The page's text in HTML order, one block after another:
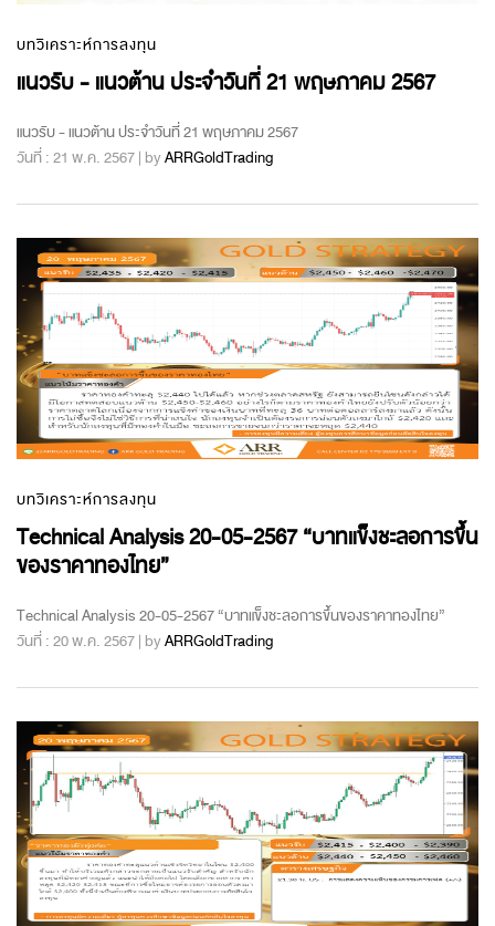
บทวิเคราะห์การลงทุน
แนวรับ - แนวต้าน ประจำวันที่ 21 พฤษภาคม 2567
แนวรับ - แนวต้าน ประจำวันที่ 21 พฤษภาคม 2567
วันที่ : 21 พ.ค. 2567 | byARRGoldTrading
บทวิเคราะห์การลงทุน
Technical Analysis 20-05-2567 “บาทแข็งชะลอการขึ้น
ของราคาทองไทย”
Technical Analysis 20-05-2567 “บาทแข็งชะลอการขึ้นของราคาทองไทย”
วันที่ : 20 พ.ค. 2567 | byARRGoldTrading